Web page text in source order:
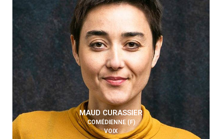
MAUD CURASSIER
COMÉDIENNE (F)
VOIX